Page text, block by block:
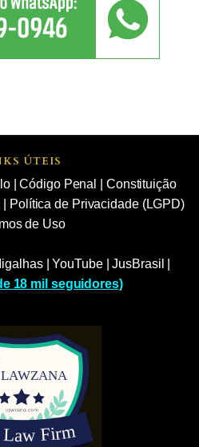
ÚTEIS
|Código Penal
Constituição
Política de Privacidade (LGPD)
de Uso
|YouTube|JusBrasil
18 mil seguidores)